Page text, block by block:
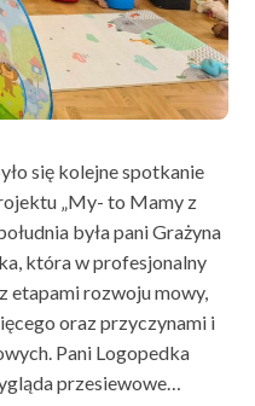
się kolejne spotkanie
„My- to Mamy z
była pani Grażyna
która w profesjonalny
etapami rozwoju mowy,
oraz przyczynami i
Pani Logopedka
przesiewowe…